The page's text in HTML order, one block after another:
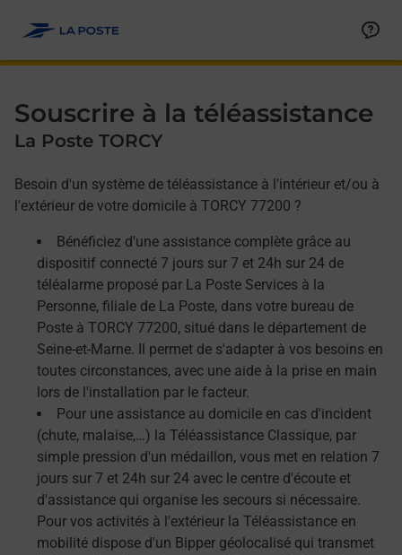
Souscrire à la téléassistance
La Poste TORCY
Besoin d'un système de téléassistance à l'intérieur et/ou à
l'extérieur de votre domicile à TORCY 77200 ?
Bénéficiez d'une assistance complète grâce au
dispositif connecté 7 jours sur 7 et 24h sur 24 de
téléalarme proposé par La Poste Services à la
Personne, filiale de La Poste, dans votre bureau de
Poste à TORCY 77200, situé dans le département de
Seine-et-Marne. Il permet de s'adapter à vos besoins en
toutes circonstances, avec une aide à la prise en main
lors de l'installation par le facteur.
Pour une assistance au domicile en cas d'incident
(chute, malaise,…) la Téléassistance Classique, par
simple pression d'un médaillon, vous met en relation 7
jours sur 7 et 24h sur 24 avec le centre d'écoute et
d'assistance qui organise les secours si nécessaire.
Pour vos activités à l'extérieur la Téléassistance en
mobilité dispose d'un Bipper géolocalisé qui transmet